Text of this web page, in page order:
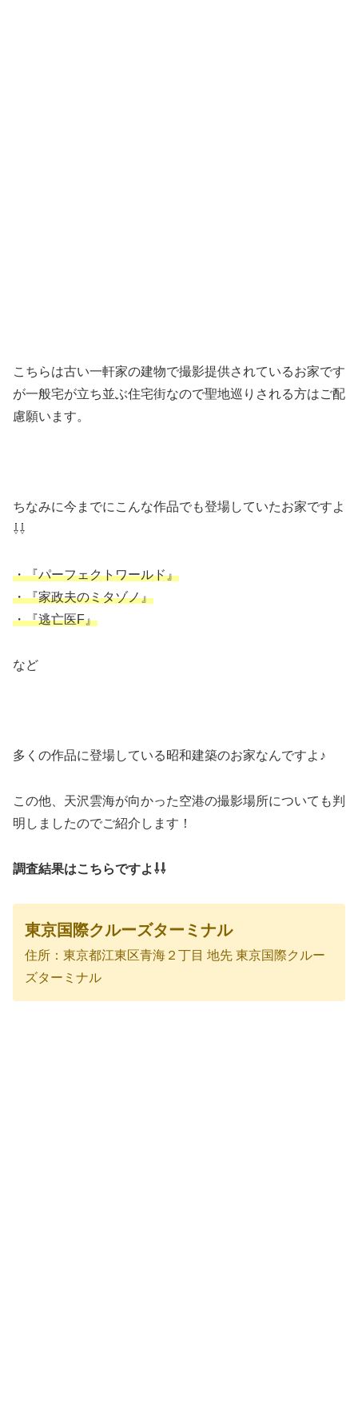
こちらは古い一軒家の建物で撮影提供されているお家です
が一般宅が立ち並ぶ住宅街なので聖地巡りされる方はご配
慮願います。
ちなみに今までにこんな作品でも登場していたお家ですよ
⇩⇩
・『パーフェクトワールド』
・『家政夫のミタゾノ』
・『逃亡医F』
など
多くの作品に登場している昭和建築のお家なんですよ♪
この他、天沢雲海が向かった空港の撮影場所についても判
明しましたのでご紹介します！
調査結果はこちらですよ⇩⇩
東京国際クルーズターミナル
住所：東京都江東区青海２丁目 地先 東京国際クルー
ズターミナル